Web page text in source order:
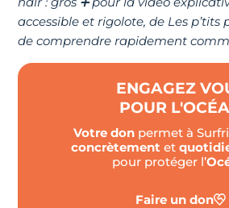
accessible et rigolote, de Les
de comprendre rapidement
ENGAGEZ
POUR
Votre donpermet à
concrètement et
pour protéger l’
Faire un don